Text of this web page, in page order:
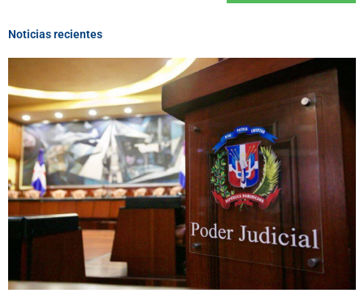
Noticias recientes